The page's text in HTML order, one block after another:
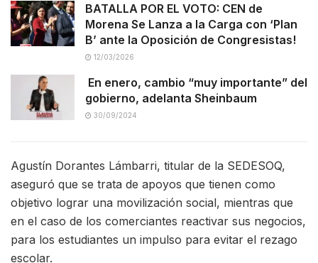
BATALLA POR EL VOTO: CEN de
Morena Se Lanza a la Carga con ‘Plan
B’ ante la Oposición de Congresistas!
12/03/2026
En enero, cambio “muy importante” del
gobierno, adelanta Sheinbaum
30/09/2024
Agustín Dorantes Lámbarri, titular de la SEDESOQ,
aseguró que se trata de apoyos que tienen como
objetivo lograr una movilización social, mientras que
en el caso de los comerciantes reactivar sus negocios,
para los estudiantes un impulso para evitar el rezago
escolar.